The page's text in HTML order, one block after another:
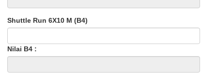
Shuttle Run 6X10 M (B4)
Nilai B4 :